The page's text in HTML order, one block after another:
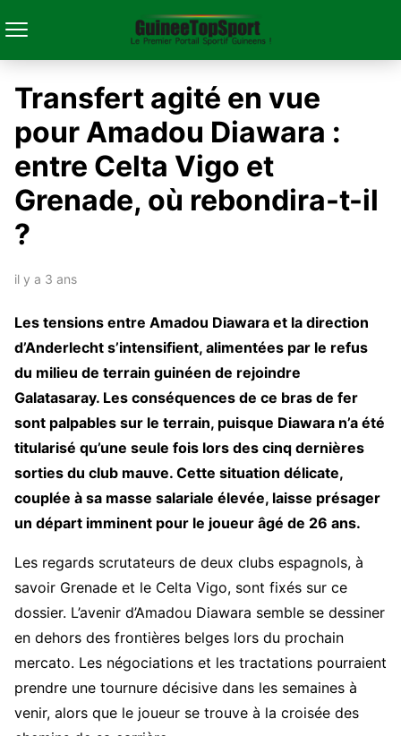
Transfert agité en vue
pour Amadou Diawara :
entre Celta Vigo et
Grenade, où rebondira-t-il
?
il y a 3 ans
Les tensions entre Amadou Diawara et la direction
d’Anderlecht s’intensifient, alimentées par le refus
du milieu de terrain guinéen de rejoindre
Galatasaray. Les conséquences de ce bras de fer
sont palpables sur le terrain, puisque Diawara n’a été
titularisé qu’une seule fois lors des cinq dernières
sorties du club mauve. Cette situation délicate,
couplée à sa masse salariale élevée, laisse présager
un départ imminent pour le joueur âgé de 26 ans.
Les regards scrutateurs de deux clubs espagnols, à
savoir Grenade et le Celta Vigo, sont fixés sur ce
dossier. L’avenir d’Amadou Diawara semble se dessiner
en dehors des frontières belges lors du prochain
mercato. Les négociations et les tractations pourraient
prendre une tournure décisive dans les semaines à
venir, alors que le joueur se trouve à la croisée des